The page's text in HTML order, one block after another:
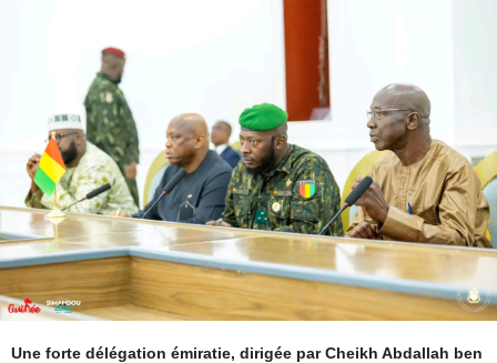
Une forte délégation émiratie, dirigée par Cheikh Abdallah ben